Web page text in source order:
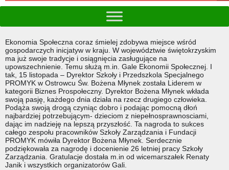
Ekonomia Społeczna coraz śmielej zdobywa miejsce wśród
gospodarczych inicjatyw w kraju. W województwie świętokrzyskim
ma już swoje tradycje i osiągnięcia zasługujące na
upowszechnienie. Temu służą m.in. Gale Ekonomii Społecznej. I
tak, 15 listopada – Dyrektor Szkoły i Przedszkola Specjalnego
PROMYK w Ostrowcu Św. Bożena Młynek została Liderem w
kategorii Biznes Prospołeczny. Dyrektor Bożena Młynek wkłada
swoją pasję, każdego dnia działa na rzecz drugiego człowieka.
Podąża swoją drogą czyniąc dobro i podając pomocną dłoń
najbardziej potrzebującym- dzieciom z niepełnosprawnosciami,
dając im nadzieję na lepszą przyszłość. Ta nagroda to sukces
całego zespołu pracowników Szkoły Zarządzania i Fundacji
PROMYK mówiła Dyrektor Bożena Młynek. Serdecznie
podziękowała za nagrodę i docenienie 26 letniej pracy Szkoły
Zarządzania. Gratulacje dostała m.in od wicemarszałek Renaty
Janik i wszystkich organizatorów Gali.